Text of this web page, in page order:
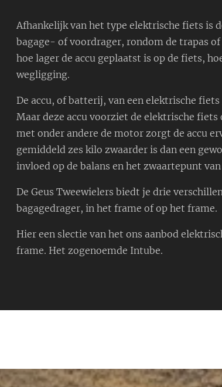
Afhankelijk van het type elektrische fiets is
bagage- of voordrager, rondom de trapas
hoe lager de accu geplaatst is op de fiets,
wegligging.
De accu, of batterij, van een elektrische
Maar deze accu voorziet de elektrische fiets
met onder andere de motor zorgt de accu
gemiddeld zes kilo zwaarder is dan een
invloed op de balans en het zwaartepunt
De Geus Tweewielers biedt je drie
bagagedrager, in het frame of op het frame.
Hier een slectie van het ons aanbod
frame. Het zogenoemde Intube.